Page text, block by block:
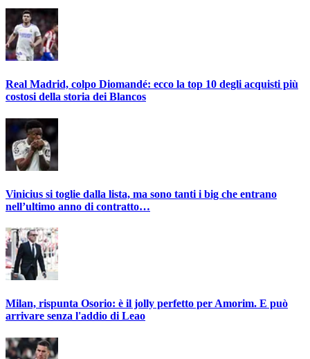
Real Madrid, colpo Diomandé: ecco la top 10 degli acquisti più
costosi della storia dei Blancos
Vinicius si toglie dalla lista, ma sono tanti i big che entrano
nell’ultimo anno di contratto…
Milan, rispunta Osorio: è il jolly perfetto per Amorim. E può
arrivare senza l'addio di Leao